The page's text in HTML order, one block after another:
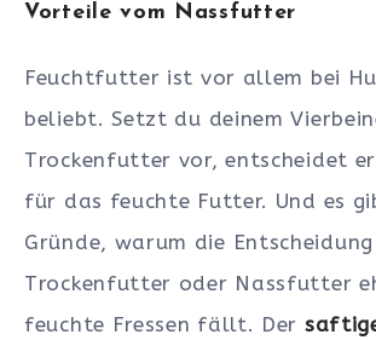
Vorteile vom Nassfutter
Feuchtfutter ist vor allem bei
beliebt. Setzt du deinem
Trockenfutter vor, entscheidet
für das feuchte Futter. Und es
Gründe, warum die
Trockenfutter oder Nassfutter
feuchte Fressen fällt. Der